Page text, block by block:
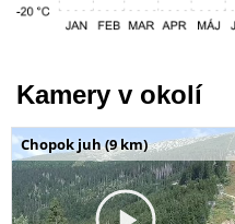
Kamery v okolí
Chopok juh (9 km)